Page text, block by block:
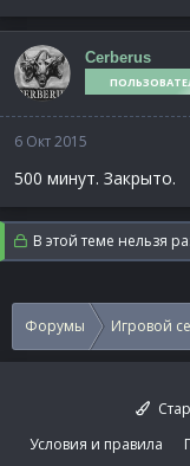
Cerberus
6 Окт 2015
500 минут. Закрыто.
В этой теме нельзя
Форумы Игровой
Условия и правила